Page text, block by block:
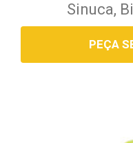
Sinuca,
PEÇA